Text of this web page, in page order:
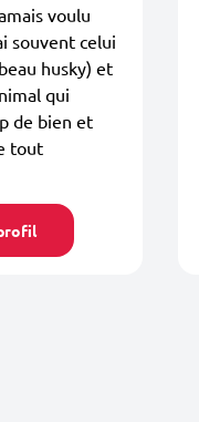
voulu
souvent celui
husky) et
qui
de bien et
tout